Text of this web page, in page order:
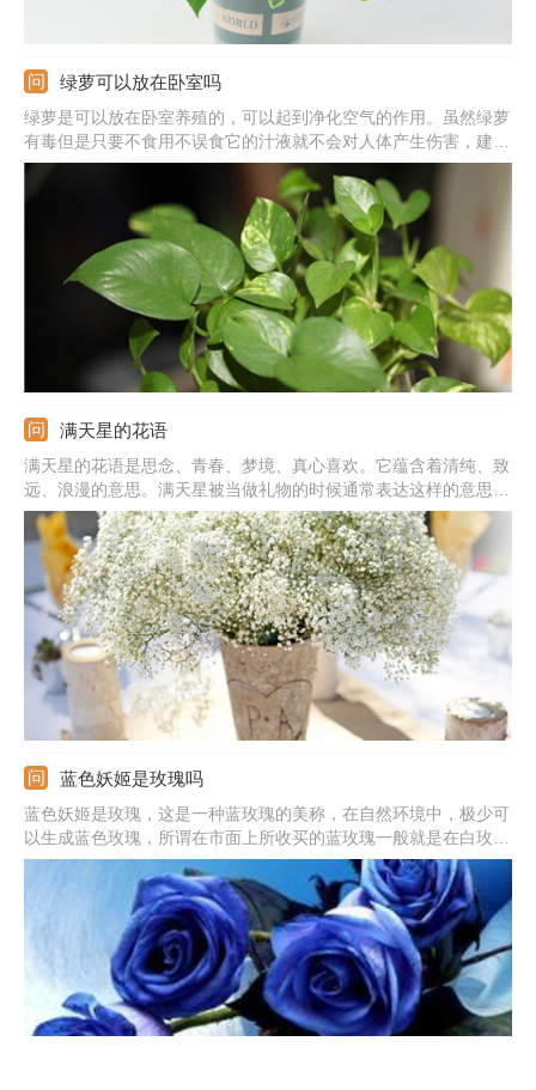
绿萝可以放在卧室吗
绿萝是可以放在卧室养殖的，可以起到净化空气的作用。虽然绿萝
有毒但是只要不食用不误食它的汁液就不会对人体产生伤害，建议
晚上不要放在卧室养殖，因为呼吸作用会生成二氧化碳。
满天星的花语
满天星的花语是思念、青春、梦境、真心喜欢。它蕴含着清纯、致
远、浪漫的意思。满天星被当做礼物的时候通常表达这样的意思：
我在思念你，你是清纯的，我是真心喜欢你的，拥有你我很喜悦。
蓝色妖姬是玫瑰吗
蓝色妖姬是玫瑰，这是一种蓝玫瑰的美称，在自然环境中，极少可
以生成蓝色玫瑰，所谓在市面上所收买的蓝玫瑰一般就是在白玫瑰
成长初期，还未长成成熟花朵品种的时候，人工加上不易掉色的蓝
色染色剂染制而成。